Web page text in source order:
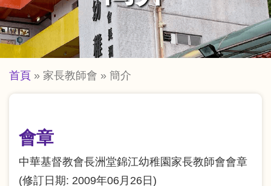
導
航
結
首頁 家長教師會 簡介
會章
中華基督教會長洲堂錦江幼稚園家長教師會會章
(修訂日期: 2009年06月26日)